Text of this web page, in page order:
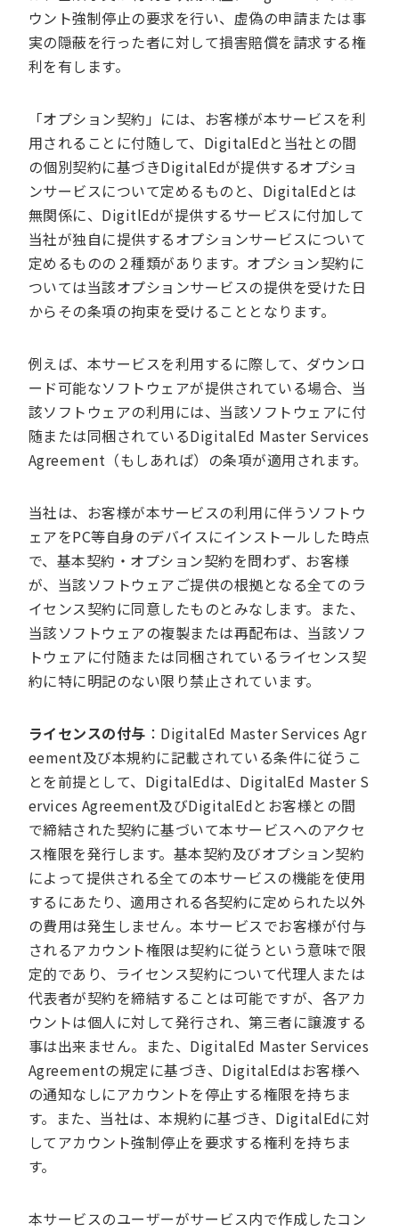
ウント強制停止の要求を行い、虚偽の申請または事
実の隠蔽を行った者に対して損害賠償を請求する権
利を有します。
「オプション契約」には、お客様が本サービスを利
用されることに付随して、DigitalEdと当社との間
の個別契約に基づきDigitalEdが提供するオプショ
ンサービスについて定めるものと、DigitalEdとは
無関係に、DigitlEdが提供するサービスに付加して
当社が独自に提供するオプションサービスについて
定めるものの２種類があります。オプション契約に
ついては当該オプションサービスの提供を受けた日
からその条項の拘束を受けることとなります。
例えば、本サービスを利用するに際して、ダウンロ
ード可能なソフトウェアが提供されている場合、当
該ソフトウェアの利用には、当該ソフトウェアに付
随または同梱されているDigitalEd Master Services
Agreement（もしあれば）の条項が適用されます。
当社は、お客様が本サービスの利用に伴うソフトウ
ェアをPC等自身のデバイスにインストールした時点
で、基本契約・オプション契約を問わず、お客様
が、当該ソフトウェアご提供の根拠となる全てのラ
イセンス契約に同意したものとみなします。また、
当該ソフトウェアの複製または再配布は、当該ソフ
トウェアに付随または同梱されているライセンス契
約に特に明記のない限り禁止されています。
ライセンスの付与 ：DigitalEd Master Services Agr
eement及び本規約に記載されている条件に従うこ
とを前提として、DigitalEdは、DigitalEd Master S
ervices Agreement及びDigitalEdとお客様との間
で締結された契約に基づいて本サービスへのアクセ
ス権限を発行します。基本契約及びオプション契約
によって提供される全ての本サービスの機能を使用
するにあたり、適用される各契約に定められた以外
の費用は発生しません。本サービスでお客様が付与
されるアカウント権限は契約に従うという意味で限
定的であり、ライセンス契約について代理人または
代表者が契約を締結することは可能ですが、各アカ
ウントは個人に対して発行され、第三者に譲渡する
事は出来ません。また、DigitalEd Master Services
Agreementの規定に基づき、DigitalEdはお客様へ
の通知なしにアカウントを停止する権限を持ちま
す。また、当社は、本規約に基づき、DigitalEdに対
してアカウント強制停止を要求する権利を持ちま
す。
本サービスのユーザーがサービス内で作成したコン